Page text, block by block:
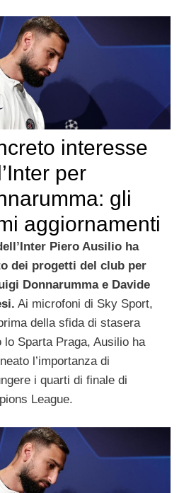
interesse
per
gli
aggiornamenti
Piero Ausilio ha
dei progetti del club per
Donnarumma e Davide
Ai microfoni di Sky Sport,
della sfida di stasera
lo Sparta Praga, Ausilio ha
l’importanza di
i quarti di finale di
League.